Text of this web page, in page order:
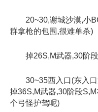
20~30,谢城沙漠,小
群拿枪的包围,很难单杀)
掉26S,M武器,30阶段
30~35西入口(东入口
掉36S,M武器,30阶段
个弓怪护驾呢)